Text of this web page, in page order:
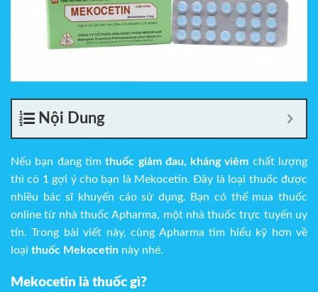
Nội Dung
Nếu bạn đang tìmthuốc giảm đau, kháng viêm chất lượng
thì có 1 gợi ý cho bạn là Mekocetin. Đây là loại thuốc được
nhiều bác sĩ khuyến cáo sử dụng. Bạn có thể mua thuốc
online từ nhà thuốc Apharma, một nhà thuốc trực tuyến uy
tín. Trong bài viết này, cùng Apharma tìm hiểu kỹ hơn về
loại thuốc Mekocetin này nhé.
Mekocetin là thuốc gì?